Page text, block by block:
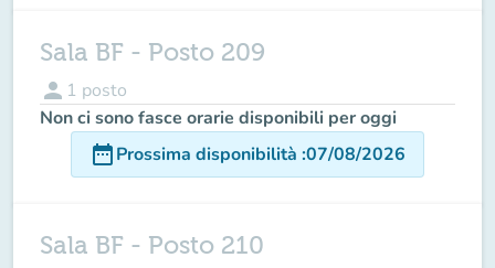
Sala BF - Posto 209
person 1 posto
Non ci sono fasce orarie disponibili per oggi
date_rangeProssima disponibilità :07/08/2026
Sala BF - Posto 210